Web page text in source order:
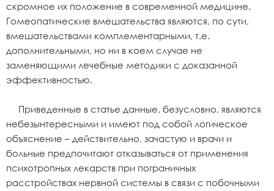
скромное их положение в современной медицине.
Гомеопатические вмешательства являются, по сути,
вмешательствами комплементарными, т.е.
дополнительными, но ни в коем случае не
заменяющими лечебные методики с доказанной
эффективностью.
Приведенные в статье данные, безусловно, являются
небезынтересными и имеют под собой логическое
объяснение – действительно, зачастую и врачи и
больные предпочитают отказываться от применения
психотропных лекарств при пограничных
расстройствах нервной системы в связи с побочными